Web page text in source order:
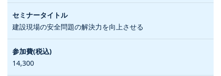
建設現場の安全問題の解決力を向上させる
14,300